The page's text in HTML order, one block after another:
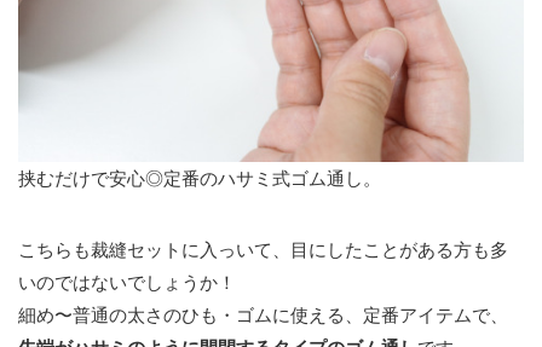
挟むだけで安心◎定番のハサミ式ゴム通し。
こちらも裁縫セットに入っいて、目にしたことがある方も多
いのではないでしょうか！
細め〜普通の太さのひも・ゴムに使える、定番アイテムで、